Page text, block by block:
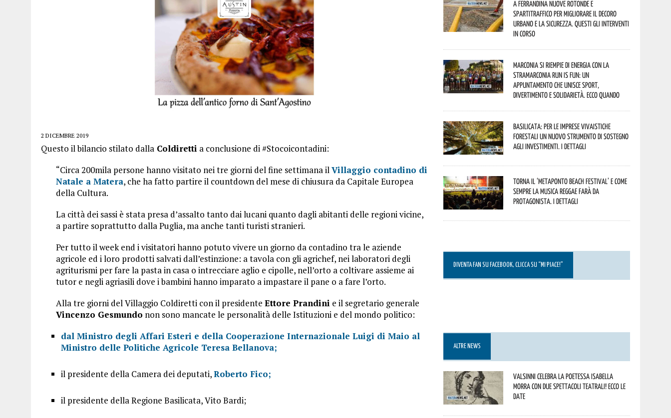
2 DICEMBRE 2019
Questo il bilancio stilato dalla Coldiretti a conclusione di #Stocoicontadini:
“Circa 200mila persone hanno visitato nei tre giorni del fine settimana ilVillaggio contadino di
Natale a Matera, che ha fatto partire il countdown del mese di chiusura da Capitale Europea
della Cultura.
La città dei sassi è stata presa d’assalto tanto dai lucani quanto dagli abitanti delle regioni vicine,
a partire soprattutto dalla Puglia, ma anche tanti turisti stranieri.
Per tutto il week end i visitatori hanno potuto vivere un giorno da contadino tra le aziende
agricole ed i loro prodotti salvati dall’estinzione: a tavola con gli agrichef, nei laboratori degli
agriturismi per fare la pasta in casa o intrecciare aglio e cipolle, nell’orto a coltivare assieme ai
tutor e negli agriasili dove i bambini hanno imparato a impastare il pane o a fare l’orto.
Alla tre giorni del Villaggio Coldiretti con il presidente Ettore Prandini e il segretario generale
Vincenzo Gesmundo non sono mancate le personalità delle Istituzioni e del mondo politico:
dal Ministro degli Affari Esteri e della Cooperazione Internazionale Luigi di Maio al
Ministro delle Politiche Agricole Teresa Bellanova;
il presidente della Camera dei deputati,Roberto Fico;
il presidente della Regione Basilicata, Vito Bardi;
A Ferrandina nuove rotonde e
spartitraffico per migliorare il decoro
urbano e la sicurezza. Questi gli interventi
in corso
Marconia si riempie di energia con la
StraMarconia Run is Fun: un
appuntamento che unisce sport,
divertimento e solidarietà. Ecco quando
Basilicata: per le imprese vivaistiche
forestali un nuovo strumento di sostegno
agli investimenti. I dettagli
Torna il ‘Metaponto beach festival’ e come
sempre la musica reggae farà da
protagonista. I dettagli
DIVENTA FAN SU FACEBOOK, CLICCA SU “MI PIACE!”
ALTRE NEWS
Valsinni celebra la poetessa Isabella
Morra con due spettacoli teatrali! Ecco le
date